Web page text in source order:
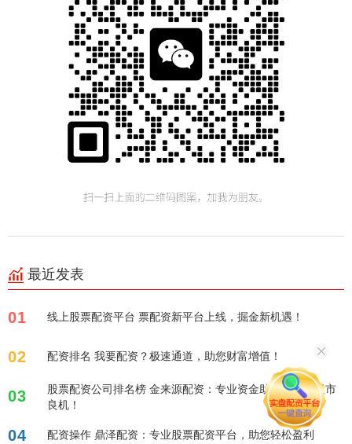
最近发表
01 线上股票配资平台 票配资新平台上线，掘金新机遇！
02 配资排名 我要配资？极速通道，助您财富增值！
03
股票配资公司排名榜 金来源配资：专业资金助力，掘金股市
良机！
04 配资操作 鼎泽配资：专业股票配资平台，助您轻松盈利